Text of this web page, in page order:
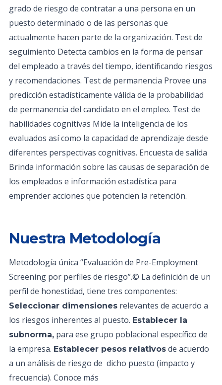
grado de riesgo de contratar a una persona en un
puesto determinado o de las personas que
actualmente hacen parte de la organización. Test de
seguimiento Detecta cambios en la forma de pensar
del empleado a través del tiempo, identificando riesgos
y recomendaciones. Test de permanencia Provee una
predicción estadísticamente válida de la probabilidad
de permanencia del candidato en el empleo. Test de
habilidades cognitivas Mide la inteligencia de los
evaluados así como la capacidad de aprendizaje desde
diferentes perspectivas cognitivas. Encuesta de salida
Brinda información sobre las causas de separación de
los empleados e información estadística para
emprender acciones que potencien la retención.
Nuestra Metodología
Metodología única “Evaluación de Pre-Employment
Screening por perfiles de riesgo”.© La definición de un
perfil de honestidad, tiene tres componentes:
Seleccionar dimensiones relevantes de acuerdo a
los riesgos inherentes al puesto. Establecer la
subnorma, para ese grupo poblacional específico de
la empresa. Establecer pesos relativos de acuerdo
a un análisis de riesgo de dicho puesto (impacto y
frecuencia). Conoce más